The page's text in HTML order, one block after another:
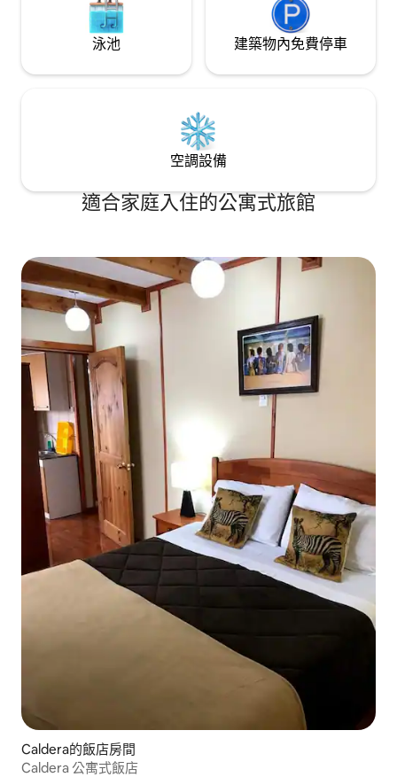
泳池 建築物內免費停車
空調設備
適合家庭入住的公寓式旅館
Caldera的飯店房間
Caldera 公寓式飯店